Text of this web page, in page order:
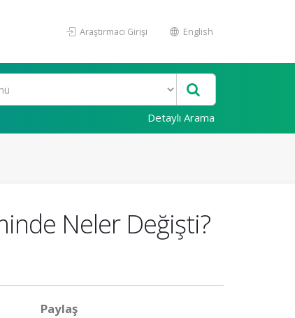
Araştırmacı Girişi English
Detaylı Arama
Neler Değişti?
Paylaş